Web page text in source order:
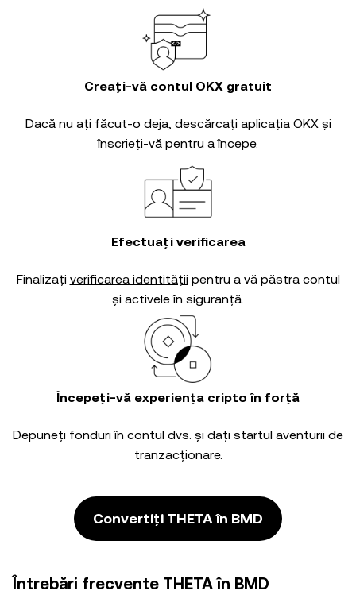
Creați-vă contul OKX gratuit
Dacă nu ați făcut-o deja, descărcați aplicația OKX și
înscrieți-vă pentru a începe.
Efectuați verificarea
Finalizați verificarea identității pentru a vă păstra contul
și activele în siguranță.
Începeți-vă experiența cripto în forță
Depuneți fonduri în contul dvs. și dați startul aventurii de
tranzacționare.
Convertiți THETA în BMD
Întrebări frecvente THETA în BMD